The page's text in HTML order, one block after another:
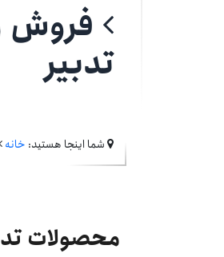
فروش
تدبیر
شما اینجا هستید: خانه
محصولات